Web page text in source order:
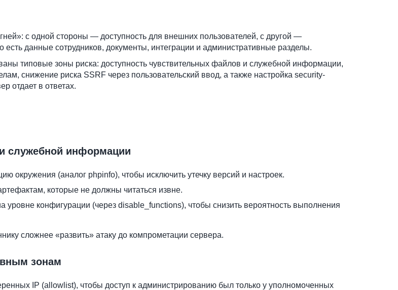
с одной стороны — доступность для внешних пользователей, с другой —
данные сотрудников, документы, интеграции и административные разделы.
типовые зоны риска: доступность чувствительных файлов и служебной информации,
снижение риска SSRF через пользовательский ввод, а также настройка security-
отдает в ответах.
служебной информации
окружения (аналог phpinfo), чтобы исключить утечку версий и настроек.
которые не должны читаться извне.
конфигурации (через disable_functions), чтобы снизить вероятность выполнения
сложнее «развить» атаку до компрометации сервера.
зонам
IP (allowlist), чтобы доступ к администрированию был только у уполномоченных